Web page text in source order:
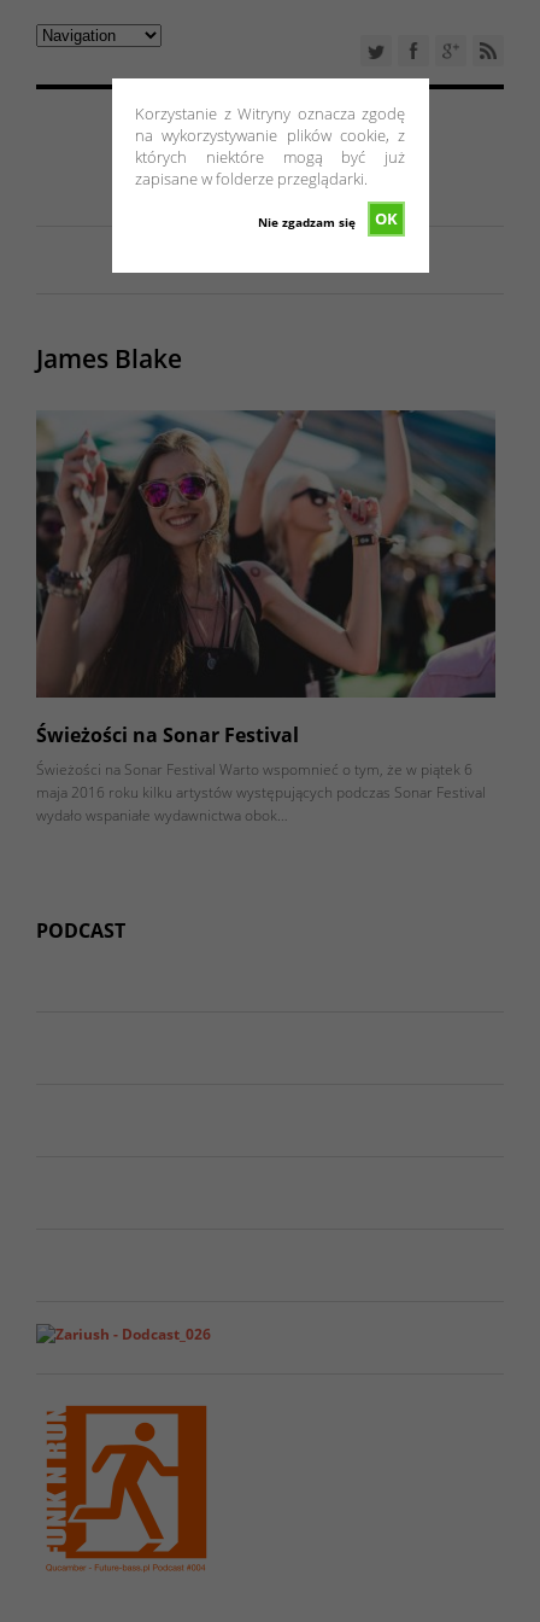
Korzystanie z Witryny oznacza zgodę
na wykorzystywanie plików cookie, z
których niektóre mogą być już
zapisane w folderze przeglądarki.
OK
Nie zgadzam się
James Blake
Świeżości na Sonar Festival
Świeżości na Sonar Festival Warto wspomnieć o tym, że w piątek 6
maja 2016 roku kilku artystów występujących podczas Sonar Festival
wydało wspaniałe wydawnictwa obok…
PODCAST